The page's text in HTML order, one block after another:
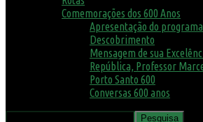
Comemorações dos 600 Anos
Apresentação do
Descobrimento
Mensagem de sua
República, Professor
Porto Santo 600
Conversas 600 anos